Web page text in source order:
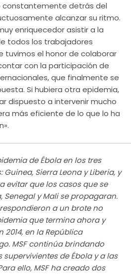
constantemente detrás del
alcanzar su ritmo.
enriquecedor asistir a la
todos los trabajadores
tuvimos el honor de colaborar
con la participación de
que finalmente se
Si hubiera otra epidemia,
dispuesto a intervenir mucho
más eficiente de lo que lo ha
de Ébola en los tres
Sierra Leona y Liberia, y
evitar que los casos que se
Senegal y Mali se propagaran.
a un brote no
que termina ahora y
en la República
MSF continúa brindando
de Ébola y a las
ello, MSF ha creado dos